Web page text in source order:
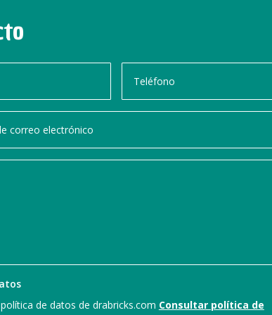
de datos de drabricks.com Consultar política de